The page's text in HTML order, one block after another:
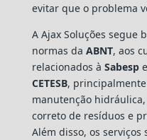
evitar que o problema
A Ajax Soluções segue
normas da ABNT, aos
relacionados à Sabesp
CETESB,
manutenção
correto de resíduos e
Além disso, os